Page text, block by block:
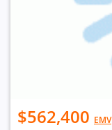
$562,400 EMV